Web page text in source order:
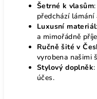
Šetrné k vlasům
předchází
Luxusní materiál
a mimořádně
Ručně šité v
vyrobena našimi
Stylový doplněk
účes.